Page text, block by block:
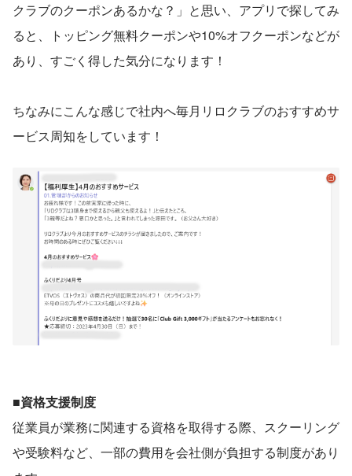
クラブのクーポンあるかな？」と思い、アプリで探してみ
ると、トッピング無料クーポンや10%オフクーポンなどが
あり、すごく得した気分になります！
ちなみにこんな感じで社内へ毎月リロクラブのおすすめサ
ービス周知をしています！
■資格支援制度
従業員が業務に関連する資格を取得する際、スクーリング
や受験料など、一部の費用を会社側が負担する制度があり